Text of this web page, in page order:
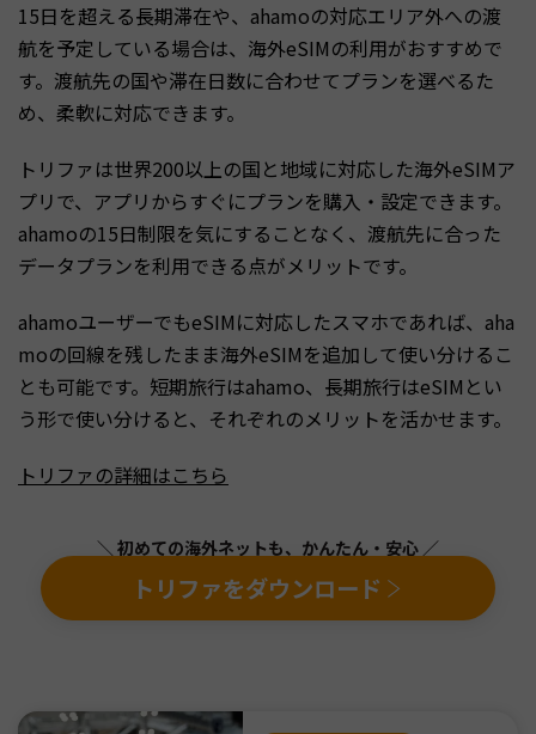
15日を超える長期滞在や、ahamoの対応エリア外への渡
航を予定している場合は、海外eSIMの利用がおすすめで
す。渡航先の国や滞在日数に合わせてプランを選べるた
め、柔軟に対応できます。
トリファは世界200以上の国と地域に対応した海外eSIMア
プリで、アプリからすぐにプランを購入・設定できます。
ahamoの15日制限を気にすることなく、渡航先に合った
データプランを利用できる点がメリットです。
ahamoユーザーでもeSIMに対応したスマホであれば、aha
moの回線を残したまま海外eSIMを追加して使い分けるこ
とも可能です。短期旅行はahamo、長期旅行はeSIMとい
う形で使い分けると、それぞれのメリットを活かせます。
トリファの詳細はこちら
＼ 初めての海外ネットも、かんたん・安心 ／
トリファをダウンロード